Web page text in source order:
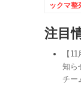
ックマ整
注目
【
知ら
チー